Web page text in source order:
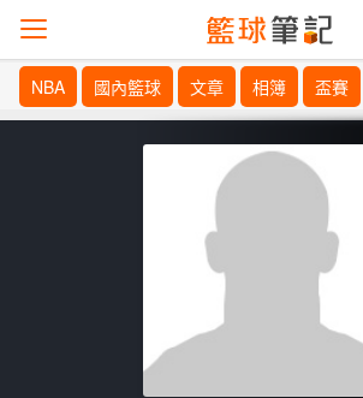
NBA 國內籃球 文章 相簿 盃賽